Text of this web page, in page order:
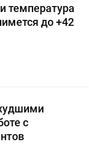
температура
до +42
с